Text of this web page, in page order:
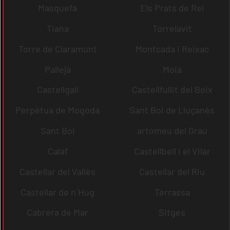
Masquefa
Els Prats de Rei
Tiana
Torrelavit
Torre de Claramunt
Montcada i Reixac
Pallejà
Moià
Castellgalí
Castellfullit del Boix
Perpètua de Mogoda
Sant Boi de Lluçanès
Sant Boi
artomeu del Grau
Calaf
Castellbell i el Vilar
Castellar del Vallès
Castellar del Riu
Castellar de n´Hug
Terrassa
Cabrera de Mar
Sitges